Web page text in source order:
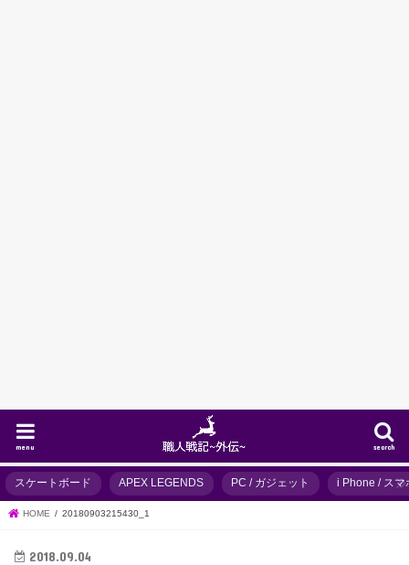
search
menu
スケートボード APEX LEGENDS PC / ガジェット i Phone / スマ
HOME 20180903215430_1
2018.09.04